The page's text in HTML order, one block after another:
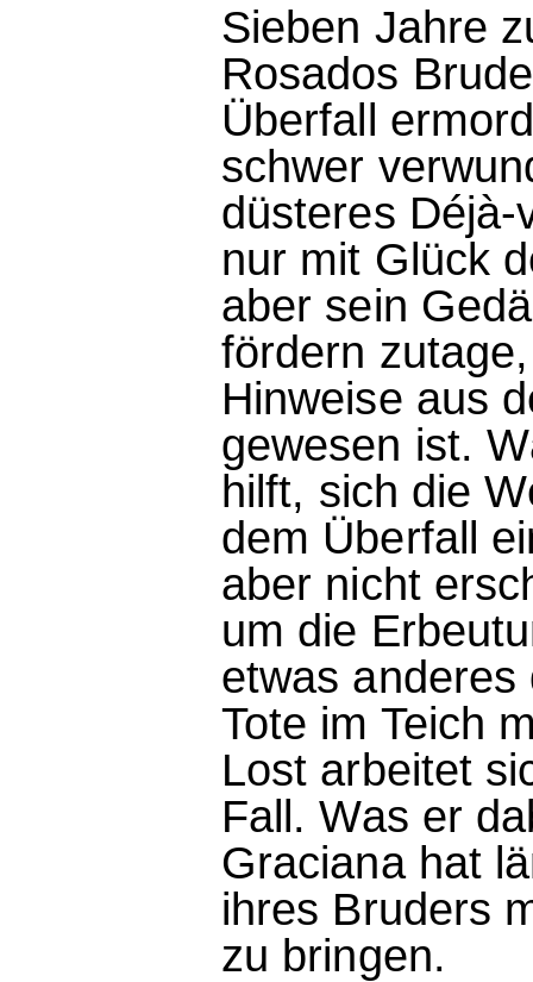
Sieben Jahre
Rosados
Überfall
schwer
düsteres
nur mit Glück
aber sein
fördern
Hinweise aus
gewesen ist.
hilft, sich die
dem Überfall
aber nicht
um die
etwas
Tote im Teich
Lost arbeitet
Fall. Was er
Graciana hat
ihres Bruders
zu bringen.